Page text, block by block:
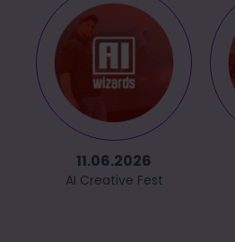
11.06.2026
AI Creative Fest